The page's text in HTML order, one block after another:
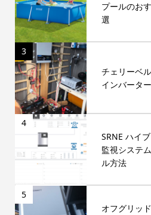
プールのお
選
3
チェリーベ
インバータ
4
SRNE ハイ
監視システ
ル方法
5
オフグリッ